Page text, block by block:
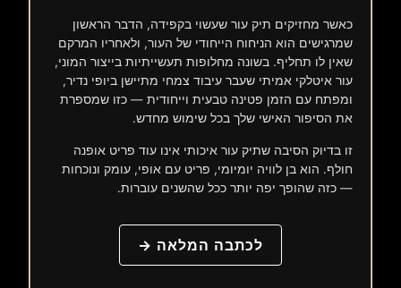
כאשר מחזיקים תיק עור שעשוי בקפידה, הדבר הראשון
שמרגישים הוא הניחוח הייחודי של העור, ולאחריו המרקם
שאין לו תחליף. בשונה מחלופות תעשייתיות בייצור המוני,
עור איטלקי אמיתי שעבר עיבוד צמחי מתיישן ביופי נדיר,
ומפתח עם הזמן פטינה טבעית וייחודית — כזו שמספרת
את הסיפור האישי שלך בכל שימוש מחדש.
זו בדיוק הסיבה שתיק עור איכותי אינו עוד פריט אופנה
חולף. הוא בן לוויה יומיומי, פריט עם אופי, עומק ונוכחות
— כזה שהופך יפה יותר ככל שהשנים עוברות.
לכתבה המלאה →